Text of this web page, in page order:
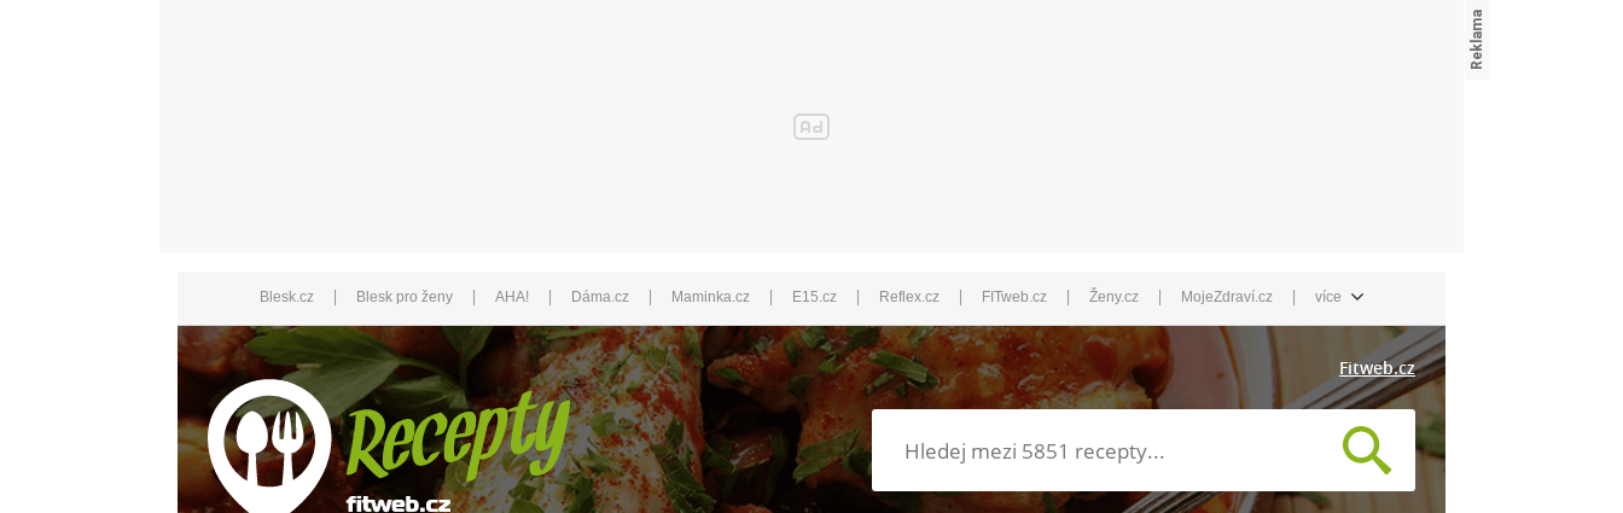
Blesk.cz | Blesk pro ženy | AHA! | Dáma.cz | Maminka.cz | E15.cz | Reflex.cz | FITweb.cz | Ženy.cz | MojeZdraví.cz | více
Fitweb.cz